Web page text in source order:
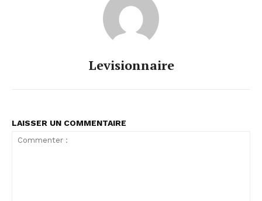
Levisionnaire
LAISSER UN COMMENTAIRE